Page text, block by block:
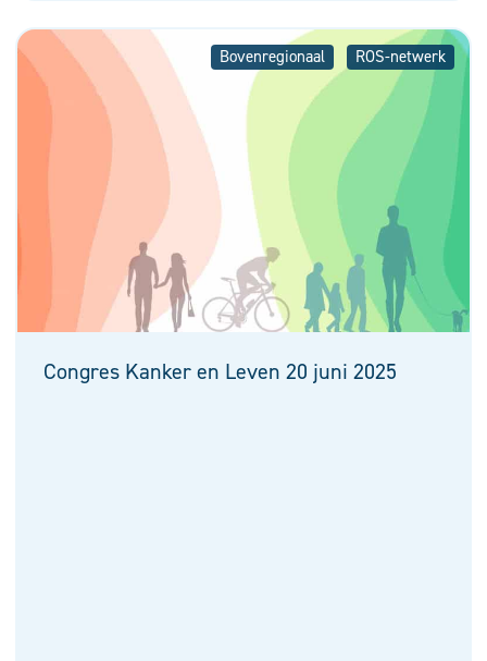
Bovenregionaal ROS-netwerk
Congres Kanker en Leven 20 juni 2025